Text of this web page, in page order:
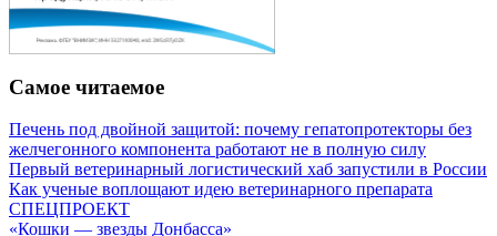
Самое читаемое
Печень под двойной защитой: почему гепатопротекторы без
желчегонного компонента работают не в полную силу
Первый ветеринарный логистический хаб запустили в России
Как ученые воплощают идею ветеринарного препарата
СПЕЦПРОЕКТ
«Кошки — звезды Донбасса»